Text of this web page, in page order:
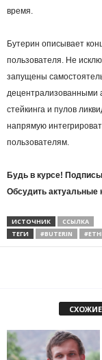
время.
Бутерин описывает
пользователя. Не
запущены
децентрализованными
стейкинга и пулов
напрямую
пользователям.
Будь в курсе!
Обсудить актуальные
ИСТОЧНИК
ССЫЛКА
ТЕГИ
#BUTERIN